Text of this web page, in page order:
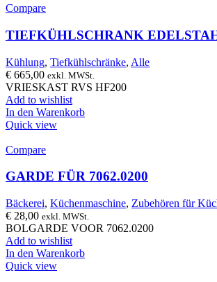
Compare
TIEFKÜHLSCHRANK
Kühlung, Tiefkühlschränke, Alle
€ 665,00 exkl. MWSt.
VRIESKAST RVS HF200
Add to wishlist
In den Warenkorb
Quick view
Compare
GARDE FÜR 7062.0200
Bäckerei, Küchenmaschine, Zubehören für
€ 28,00 exkl. MWSt.
BOLGARDE VOOR 7062.0200
Add to wishlist
In den Warenkorb
Quick view